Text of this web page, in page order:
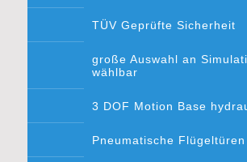
TÜV Geprüfte Sicherheit
große Auswahl an
wählbar
3 DOF Motion Base
Pneumatische Flügeltüren